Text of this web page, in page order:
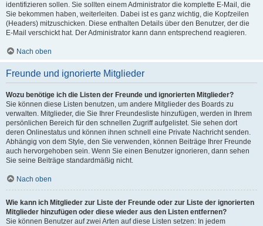
identifizieren sollen. Sie sollten einem Administrator die komplette E-Mail, die
Sie bekommen haben, weiterleiten. Dabei ist es ganz wichtig, die Kopfzeilen
(Headers) mitzuschicken. Diese enthalten Details über den Benutzer, der die
E-Mail verschickt hat. Der Administrator kann dann entsprechend reagieren.
Nach oben
Freunde und ignorierte Mitglieder
Wozu benötige ich die Listen der Freunde und ignorierten Mitglieder?
Sie können diese Listen benutzen, um andere Mitglieder des Boards zu
verwalten. Mitglieder, die Sie Ihrer Freundesliste hinzufügen, werden in Ihrem
persönlichen Bereich für den schnellen Zugriff aufgelistet. Sie sehen dort
deren Onlinestatus und können ihnen schnell eine Private Nachricht senden.
Abhängig von dem Style, den Sie verwenden, können Beiträge Ihrer Freunde
auch hervorgehoben sein. Wenn Sie einen Benutzer ignorieren, dann sehen
Sie seine Beiträge standardmäßig nicht.
Nach oben
Wie kann ich Mitglieder zur Liste der Freunde oder zur Liste der ignorierten
Mitglieder hinzufügen oder diese wieder aus den Listen entfernen?
Sie können Benutzer auf zwei Arten auf diese Listen setzen: In jedem